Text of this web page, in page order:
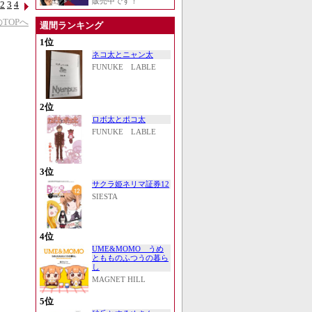
2 3 4
へ
週間ランキング
1位
ネコ太とニャン太
FUNUKE LABLE
2位
ロボ太とポコ太
FUNUKE LABLE
3位
サクラ姫ネリマ証券12
SIESTA
4位
UME&MOMO うめ
ともものふつうの暮ら
し
MAGNET HILL
5位